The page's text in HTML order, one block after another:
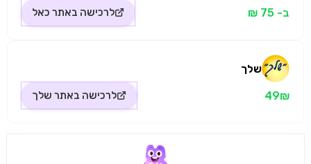
ב- 75 ₪
לרכישה באתר כאל
שלך
49₪ לרכישה באתר שלך